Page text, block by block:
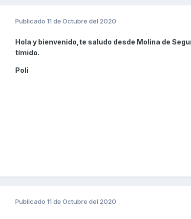
Publicado 11 de Octubre del 2020
Hola y bienvenido,te saludo desde Molina de
tímido.
Poli
Publicado 11 de Octubre del 2020